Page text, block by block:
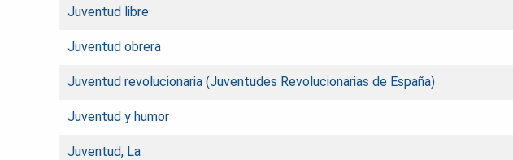
Juventud libre
Juventud obrera
Juventud revolucionaria (Juventudes Revolucionarias de España)
Juventud y humor
Juventud, La